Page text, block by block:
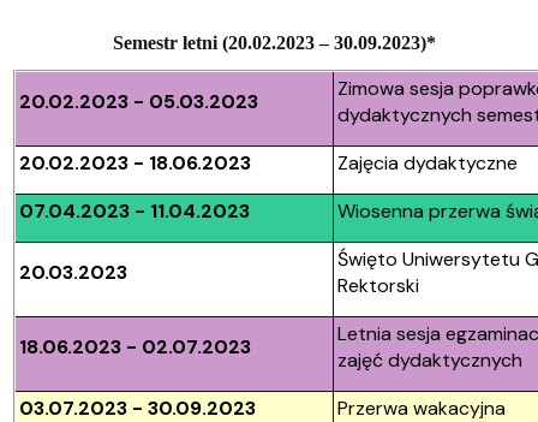
Semestr letni (20.02.2023 – 30.09.2023)*
20.02.2023 - 05.03.2023
Zimowa sesja
dydaktycznych
20.02.2023 - 18.06.2023
Zajęcia dydaktyczne
07.04.2023 - 11.04.2023
Wiosenna przerwa
20.03.2023
Święto Uniwersytetu
Rektorski
18.06.2023 - 02.07.2023
Letnia sesja
zajęć dydaktycznych
03.07.2023 - 30.09.2023
Przerwa wakacyjna